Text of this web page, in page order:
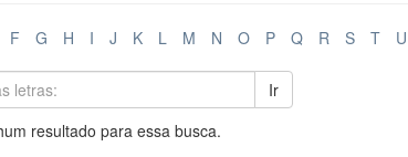
F G H I J K L M N O P Q R S T U
Ir
resultado para essa busca.